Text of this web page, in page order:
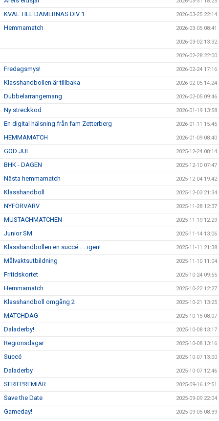
KVAL TILL DAMERNAS DIV 1 2026-03-25 22:14
Hemmamatch 2026-03-05 08:41
2026-03-02 13:32
2026-02-28 22:00
Fredagsmys! 2026-02-24 17:16
Klasshandbollen är tillbaka 2026-02-05 14:24
Dubbelarrangemang 2026-02-05 09:46
Ny streckkod 2026-01-19 13:58
En digital hälsning från fam Zetterberg 2026-01-11 15:45
HEMMAMATCH 2026-01-09 08:40
GOD JUL 2025-12-24 08:14
BHK - DAGEN 2025-12-10 07:47
Nästa hemmamatch 2025-12-04 19:42
Klasshandboll 2025-12-03 21:34
NYFÖRVÄRV 2025-11-28 12:37
MUSTACHMATCHEN 2025-11-19 12:29
Junior SM 2025-11-14 13:06
Klasshandbollen en succé……igen! 2025-11-11 21:38
Målvaktsutbildning 2025-11-10 11:04
Fritidskortet 2025-10-24 09:55
Hemmamatch 2025-10-22 12:27
Klasshandboll omgång 2 2025-10-21 13:25
MATCHDAG 2025-10-15 08:07
Daladerby! 2025-10-08 13:17
Regionsdagar 2025-10-08 13:16
Succé 2025-10-07 13:00
Daladerby 2025-10-07 12:46
SERIEPREMIÄR 2025-09-16 12:51
Save the Date 2025-09-09 22:04
Gameday! 2025-09-05 08:39